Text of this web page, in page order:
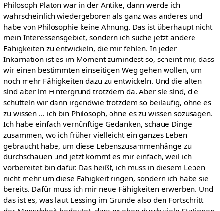
Philosoph Platon war in der Antike, dann werde ich
wahrscheinlich wiedergeboren als ganz was anderes und
habe von Philosophie keine Ahnung. Das ist überhaupt nicht
mein Interessensgebiet, sondern ich suche jetzt andere
Fähigkeiten zu entwickeln, die mir fehlen. In jeder
Inkarnation ist es im Moment zumindest so, scheint mir, dass
wir einen bestimmten einseitigen Weg gehen wollen, um
noch mehr Fähigkeiten dazu zu entwickeln. Und die alten
sind aber im Hintergrund trotzdem da. Aber sie sind, die
schütteln wir dann irgendwie trotzdem so beiläufig, ohne es
zu wissen … ich bin Philosoph, ohne es zu wissen sozusagen.
Ich habe einfach vernünftige Gedanken, schaue Dinge
zusammen, wo ich früher vielleicht ein ganzes Leben
gebraucht habe, um diese Lebenszusammenhänge zu
durchschauen und jetzt kommt es mir einfach, weil ich
vorbereitet bin dafür. Das heißt, ich muss in diesem Leben
nicht mehr um diese Fähigkeit ringen, sondern ich habe sie
bereits. Dafür muss ich mir neue Fähigkeiten erwerben. Und
das ist es, was laut Lessing im Grunde also den Fortschritt